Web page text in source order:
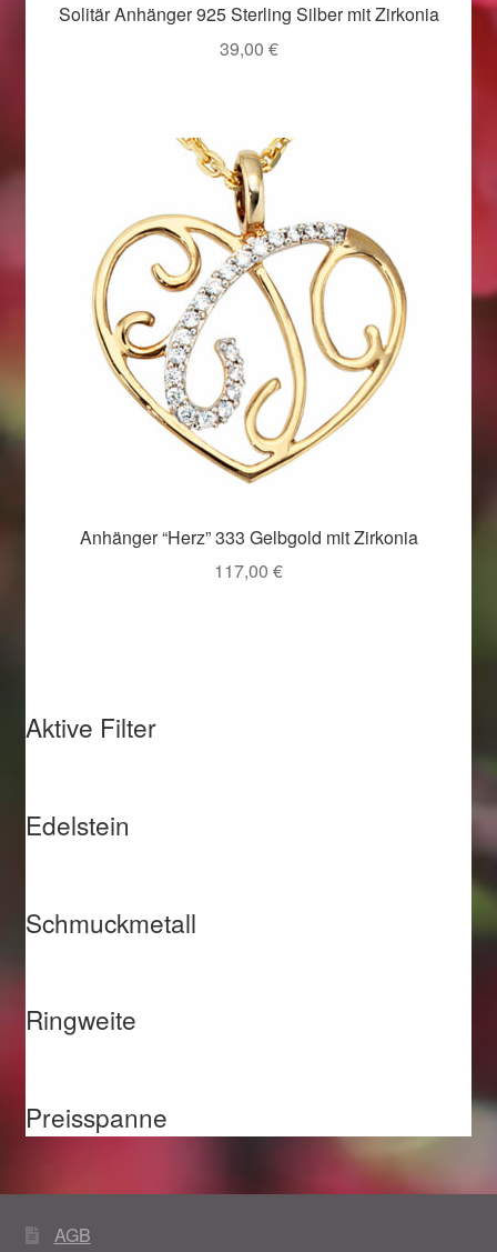
Solitär Anhänger 925 Sterling Silber mit Zirkonia
39,00 €
Anhänger “Herz” 333 Gelbgold mit Zirkonia
117,00 €
Aktive Filter
Edelstein
Schmuckmetall
Ringweite
Preisspanne
AGB